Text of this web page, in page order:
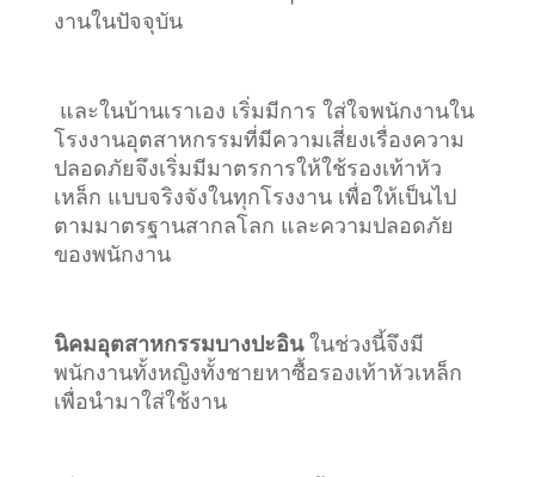
งานในปัจจุบัน
และในบ้านเราเอง เริ่มมีการ ใส่ใจพนักงานใน
โรงงานอุตสาหกรรมที่มีความเสี่ยงเรื่องความ
ปลอดภัยจึงเริ่มมีมาตรการให้ใช้รองเท้าหัว
เหล็ก แบบจริงจังในทุกโรงงาน เพื่อให้เป็นไป
ตามมาตรฐานสากลโลก และความปลอดภัย
ของพนักงาน
นิคมอุตสาหกรรมบางปะอิน ในช่วงนี้จึงมี
พนักงานทั้งหญิงทั้งชายหาซื้อรองเท้าหัวเหล็ก
เพื่อนำมาใส่ใช้งาน